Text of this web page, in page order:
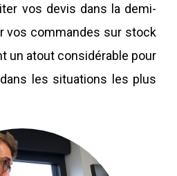
vos devis dans la demi-
vos commandes sur stock
un atout considérable pour
les situations les plus